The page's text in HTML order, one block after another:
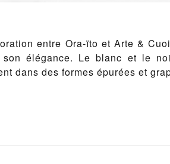
entre Ora-ïto et Arte &
élégance. Le blanc et le
dans des formes épurées et